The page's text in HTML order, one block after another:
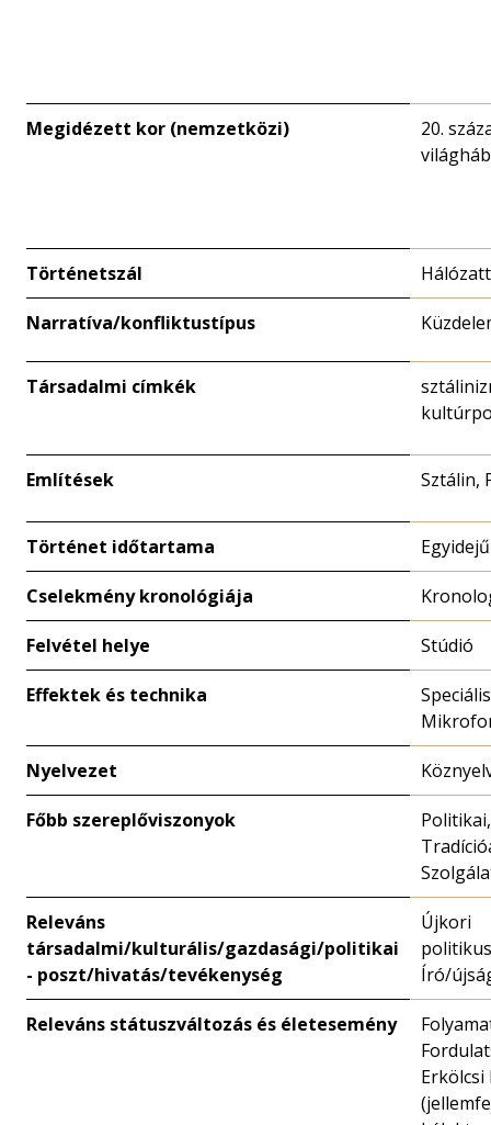
Megidézett kor (nemzetközi)
20.
Történetszál
Narratíva/konfliktustípus
Társadalmi címkék
Említések Sztálin,
Történet időtartama
Cselekmény kronológiája
Felvétel helye Stúdió
Effektek és technika
Nyelvezet
Főbb szereplőviszonyok
Politikai,
Releváns
társadalmi/kulturális/gazdasági/politikai
- poszt/hivatás/tevékenység
Újkori
Író/
Releváns státuszváltozás és életesemény
Erkölcsi